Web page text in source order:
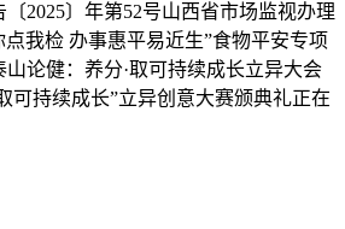
2025〕年第52号山西省市场监视办理
点我检 办事惠平易近生”食物平安专项
论健：养分·取可持续成长立异大会
可持续成长”立异创意大赛颁典礼正在